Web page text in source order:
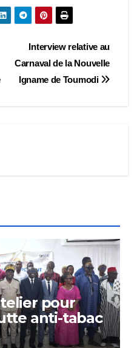
Interview relative au
Carnaval de la Nouvelle
Igname de Toumodi
pour
anti-tabac